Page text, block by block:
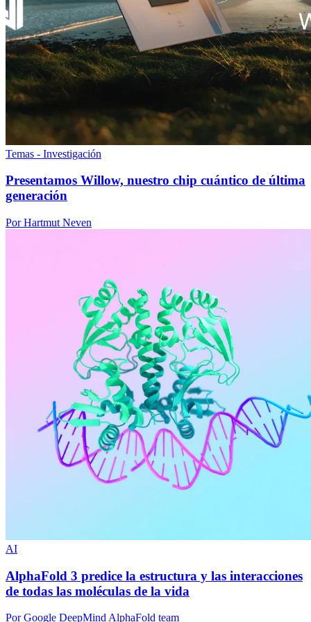
Temas - Investigación
Presentamos Willow, nuestro chip cuántico de última
generación
Por Hartmut Neven
AI
AlphaFold 3 predice la estructura y las interacciones
de todas las moléculas de la vida
Por Google DeepMind AlphaFold team